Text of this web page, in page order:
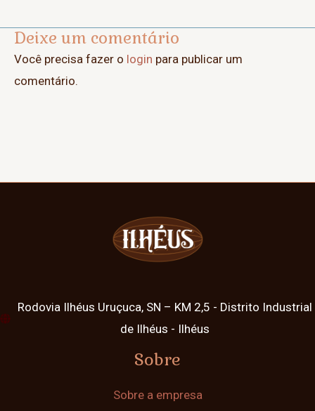
Deixe um comentário
Você precisa fazer o login para publicar um
comentário.
Rodovia Ilhéus Uruçuca, SN – KM 2,5 - Distrito Industrial
de Ilhéus - Ilhéus
Sobre
Sobre a empresa